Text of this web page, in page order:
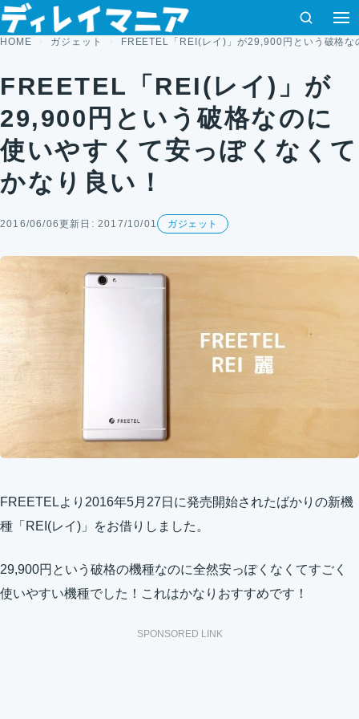
コンテンツへスキップ
検索
HOME ガジェット FREETEL「REI(レイ)」が29,900円という破格
FREETEL「REI(レイ)」が
29,900円という破格なのに
使いやすくて安っぽくなくて
かなり良い！
2016/06/06更新日: 2017/10/01 ガジェット
FREETELより 2016年5月27日 に発売開始されたばかりの新機
種「REI(レイ)」をお借りしました。
29,900円という破格の機種なのに全然安っぽくなくてすごく
使いやすい機種でした！これはかなりおすすめです！
SPONSORED LINK